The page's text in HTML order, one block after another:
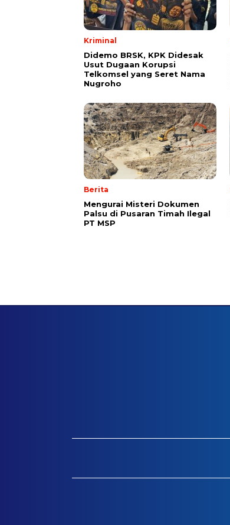
Kriminal
Didemo BRSK, KPK Didesak
Usut Dugaan Korupsi
Telkomsel yang Seret Nama
Nugroho
Berita
Mengurai Misteri Dokumen
Palsu di Pusaran Timah Ilegal
PT MSP